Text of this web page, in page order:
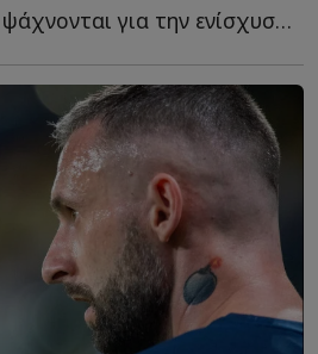
Οι «ερυθρόλευκοι» ψάχνονται για την ενίσχυση στον ά...